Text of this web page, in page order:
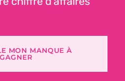
MON MANQUE À
GAGNER